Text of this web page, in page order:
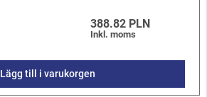
388.82 PLN
Inkl. moms
Lägg till i varukorgen